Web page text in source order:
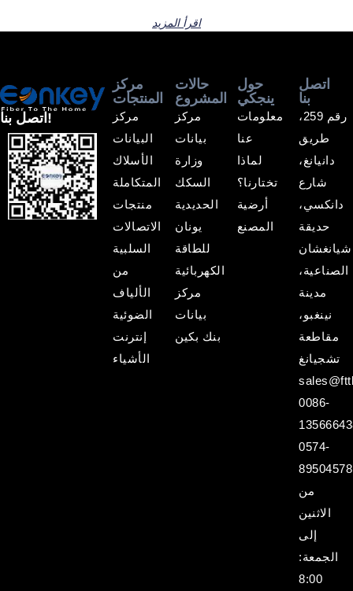
اقرأ المزيد
مركز
المنتجات
مركز
البيانات
الأسلاك
المتكاملة
منتجات
الاتصالات
السلبية
من
الألياف
الضوئية
إنترنت
الأشياء
حالات
المشروع
مركز
بيانات
وزارة
السكك
الحديدية
يونان
للطاقة
الكهربائية
مركز
بيانات
بنك بكين
حول
ينجكي
معلومات
عنا
لماذا
تختارنا؟
أرضية
المصنع
اتصل
بنا
رقم 259،
طريق
دانيانغ،
شارع
دانكسي،
حديقة
شيانغشان
الصناعية،
مدينة
نينغبو،
مقاطعة
0086-
0574-
89504578
من
الاثنين
إلى
الجمعة:
8:00
اتصل بنا!